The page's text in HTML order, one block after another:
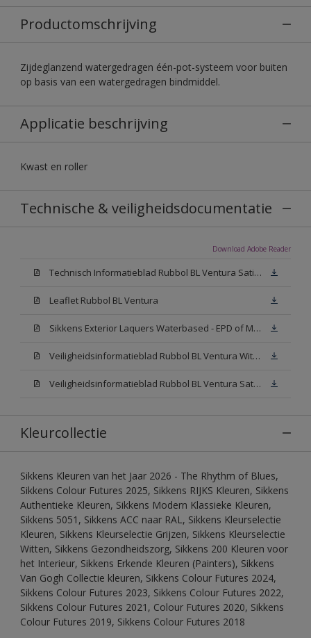
Productomschrijving
Zijdeglanzend watergedragen één-pot-systeem voor buiten
op basis van een watergedragen bindmiddel.
Applicatie beschrijving
Kwast en roller
Technische & veiligheidsdocumentatie
Download Adobe Reader
Technisch Informatieblad Rubbol BL Ventura Satin (PDF)
Leaflet Rubbol BL Ventura
Sikkens Exterior Laquers Waterbased - EPD of Milieuproductverklaring
Veiligheidsinformatieblad Rubbol BL Ventura Wit W05(MSDS)
Veiligheidsinformatieblad Rubbol BL Ventura Satin N00 (MSDS)
Kleurcollectie
Sikkens Kleuren van het Jaar 2026 - The Rhythm of Blues,
Sikkens Colour Futures 2025, Sikkens RIJKS Kleuren, Sikkens
Authentieke Kleuren, Sikkens Modern Klassieke Kleuren,
Sikkens 5051, Sikkens ACC naar RAL, Sikkens Kleurselectie
Kleuren, Sikkens Kleurselectie Grijzen, Sikkens Kleurselectie
Witten, Sikkens Gezondheidszorg, Sikkens 200 Kleuren voor
het Interieur, Sikkens Erkende Kleuren (Painters), Sikkens
Van Gogh Collectie kleuren, Sikkens Colour Futures 2024,
Sikkens Colour Futures 2023, Sikkens Colour Futures 2022,
Sikkens Colour Futures 2021, Colour Futures 2020, Sikkens
Colour Futures 2019, Sikkens Colour Futures 2018